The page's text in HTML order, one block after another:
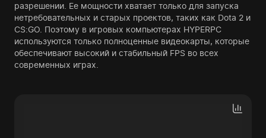
разрешении. Ее мощности хватает только для запуска
нетребовательных и старых проектов, таких как Dota 2 и
CS:GO. Поэтому в игровых компьютерах HYPERPC
используются только полноценные видеокарты, которые
обеспечивают высокий и стабильный FPS во всех
современных играх.